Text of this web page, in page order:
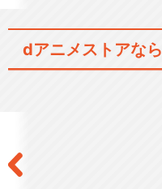
dアニメストアなら